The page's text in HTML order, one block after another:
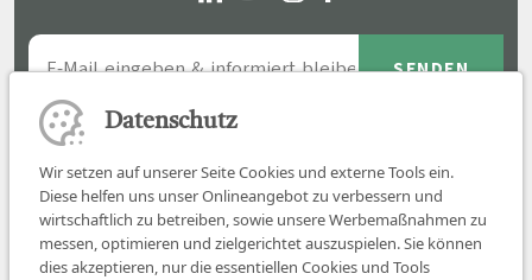
Datenschutz
Wir setzen auf unserer Seite Cookies und externe Tools ein.
Diese helfen uns unser Onlineangebot zu verbessern und
wirtschaftlich zu betreiben, sowie unsere Werbemaßnahmen zu
messen, optimieren und zielgerichtet auszuspielen. Sie können
dies akzeptieren, nur die essentiellen Cookies und Tools